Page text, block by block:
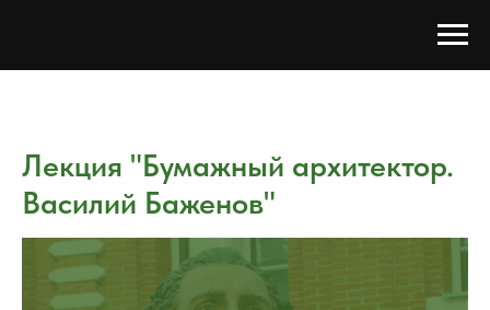
Лекция "Бумажный архитектор.
Василий Баженов"